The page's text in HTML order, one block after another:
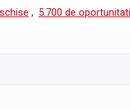
, 5.700 de oportunitati